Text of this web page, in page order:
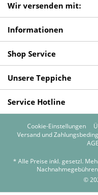
Wir versenden mit:
Informationen
Shop Service
Unsere Teppiche
Service Hotline
Cookie-Einstellungen
Versand und
* Alle Preise inkl. gesetzl.
©